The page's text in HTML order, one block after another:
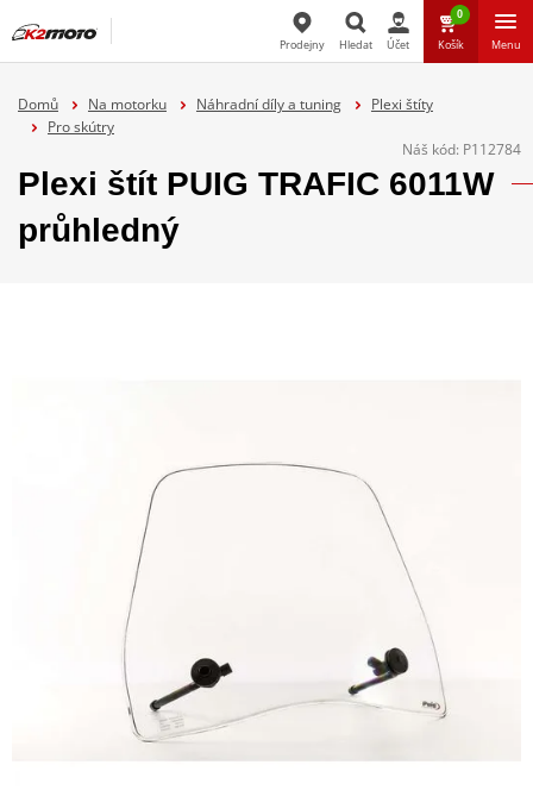
Prodejny Hledat Účet
0
Košík Menu
Domů Na motorku Náhradní díly a tuning
Plexi štíty
Pro skútry
Náš kód: P112784
Plexi štít PUIG TRAFIC 6011W
průhledný